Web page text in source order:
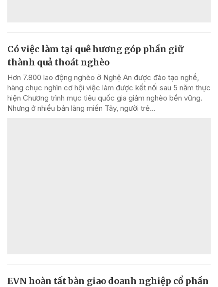
Có việc làm tại quê hương góp phần giữ
thành quả thoát nghèo
Hơn 7.800 lao động nghèo ở Nghệ An được đào tạo nghề,
hàng chục nghìn cơ hội việc làm được kết nối sau 5 năm thực
hiện Chương trình mục tiêu quốc gia giảm nghèo bền vững.
Nhưng ở nhiều bản làng miền Tây, người trẻ...
EVN hoàn tất bàn giao doanh nghiệp cổ phần